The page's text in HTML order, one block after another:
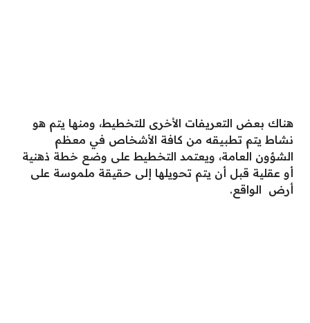
هناك بعض التعريفات الأخرى للتخطيط، ومنها يتم هو
نشاط يتم تطبيقه من كافة الأشخاص في معظم
الشؤون العامة، ويعتمد التخطيط على وضع خطة ذهنية
أو عقلية قبل أن يتم تحويلها إلى حقيقة ملموسة على
أرض الواقع.